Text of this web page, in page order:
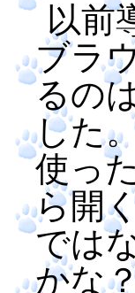
以前
ブラ
るの
した
使っ
ら開
では
かな